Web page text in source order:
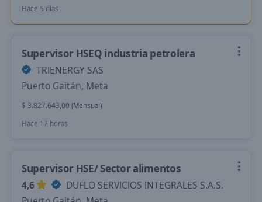
Hace 5 días
Supervisor HSEQ industria petrolera
TRIENERGY SAS
Puerto Gaitán, Meta
$ 3.827.643,00 (Mensual)
Hace 17 horas
Supervisor HSE/ Sector alimentos
4,6
DUFLO SERVICIOS INTEGRALES S.A.S.